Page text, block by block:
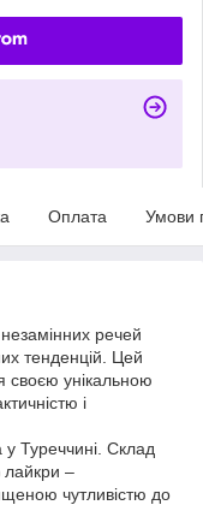
Оплата Умови
речей
тенденцій. Цей
своєю унікальною
і
Туреччині. Склад
лайкри –
чутливістю до